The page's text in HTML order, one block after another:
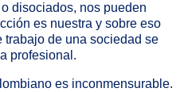
disociados, nos pueden
es nuestra y sobre eso
trabajo de una sociedad se
profesional.
es inconmensurable.